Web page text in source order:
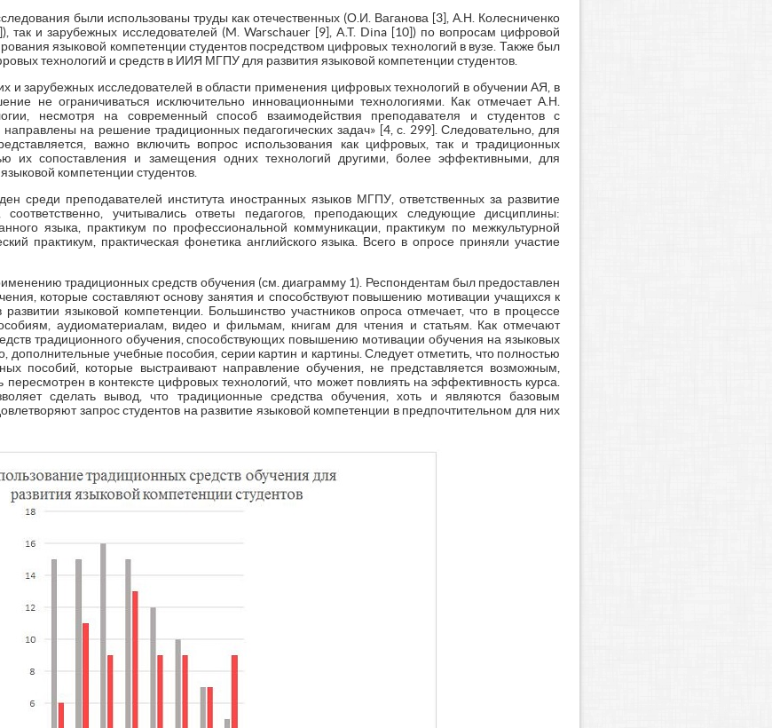
были использованы труды как отечественных (О.И. Ваганова [3], А.Н. Колесниченко
так и зарубежных исследователей (M. Warschauer [9], A.T. Dina [10]) по вопросам цифровой
языковой компетенции студентов посредством цифровых технологий в вузе. Также был
технологий и средств в ИИЯ МГПУ для развития языковой компетенции студентов.
и зарубежных исследователей в области применения цифровых технологий в обучении АЯ, в
не ограничиваться исключительно инновационными технологиями. Как отмечает А.Н.
несмотря на современный способ взаимодействия преподавателя и студентов с
на решение традиционных педагогических задач» [4, с. 299]. Следовательно, для
важно включить вопрос использования как цифровых, так и традиционных
их сопоставления и замещения одних технологий другими, более эффективными, для
компетенции студентов.
среди преподавателей института иностранных языков МГПУ, ответственных за развитие
соответственно, учитывались ответы педагогов, преподающих следующие дисциплины:
языка, практикум по профессиональной коммуникации, практикум по межкультурной
практикум, практическая фонетика английского языка. Всего в опросе приняли участие
традиционных средств обучения (см. диаграмму 1). Респондентам был предоставлен
которые составляют основу занятия и способствуют повышению мотивации учащихся к
развитии языковой компетенции. Большинство участников опроса отмечает, что в процессе
аудиоматериалам, видео и фильмам, книгам для чтения и статьям. Как отмечают
традиционного обучения, способствующих повышению мотивации обучения на языковых
учебные пособия, серии картин и картины. Следует отметить, что полностью
пособий, которые выстраивают направление обучения, не представляется возможным,
в контексте цифровых технологий, что может повлиять на эффективность курса.
сделать вывод, что традиционные средства обучения, хоть и являются базовым
запрос студентов на развитие языковой компетенции в предпочтительном для них